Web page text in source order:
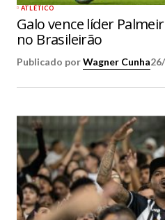
ATLÉTICO
Galo vence líder
no Brasileirão
Publicado porWagner Cunha